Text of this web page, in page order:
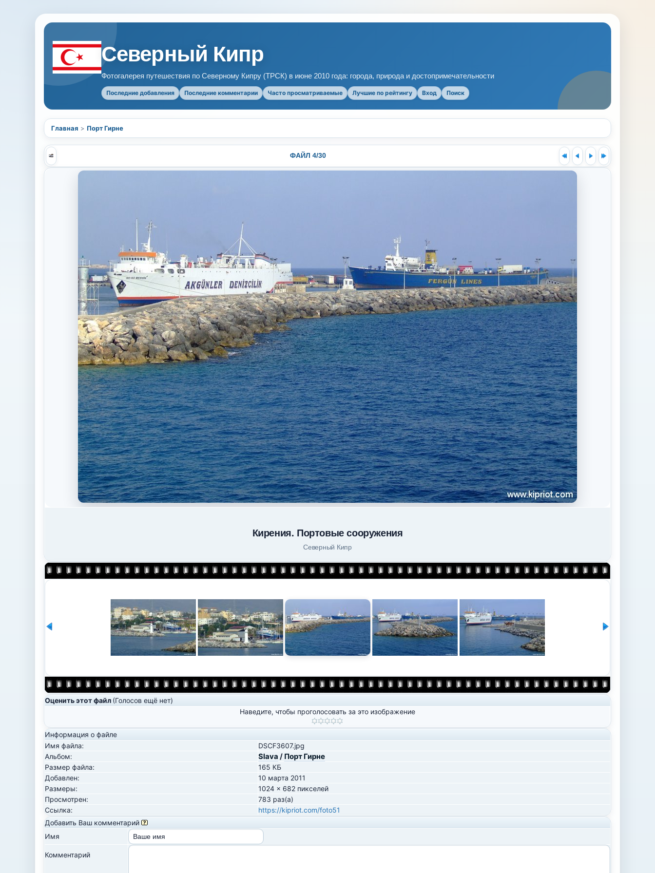
Северный Кипр
Фотогалерея путешествия по Северному Кипру (ТРСК) в июне 2010 года: города, природа и достопримечательности
Последние добавления Последние комментарии Часто просматриваемые Лучшие по рейтингу Вход Поиск
Главная > Порт Гирне
ФАЙЛ 4/30
Кирения. Портовые сооружения
Северный Кипр
Оценить этот файл (Голосов ещё нет)
Наведите, чтобы проголосовать за это изображение
Информация о файле
Имя файла:
DSCF3607.jpg
Альбом:
Slava / Порт Гирне
Размер файла:
165 КБ
Добавлен:
10 марта 2011
Размеры:
1024 x 682 пикселей
Просмотрен:
783 раз(а)
Ссылка:
https://kipriot.com/foto51
Добавить Ваш комментарий
Имя
Комментарий